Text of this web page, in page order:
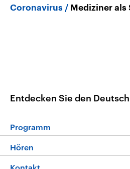
Coronavirus Mediziner als
Entdecken Sie den
Programm
Programm
Hören
Livestream